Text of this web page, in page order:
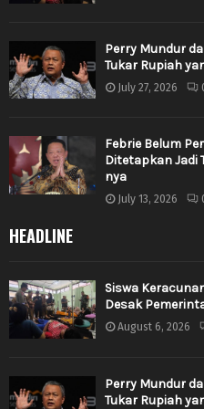
Perry Mundur
Tukar Rupiah
July 27, 2026
Febrie Belum
Ditetapkan Jadi
nya
July 13, 2026
HEADLINE
Siswa
Desak
August 6, 2026
Perry Mundur
Tukar Rupiah